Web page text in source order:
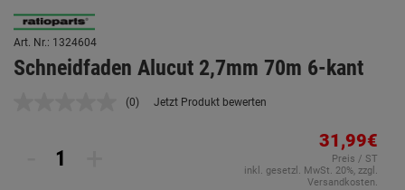
Art. Nr.: 1324604
Schneidfaden Alucut 2,7mm 70m 6-kant
Kein
(0) Jetzt Produkt bewerten
31,99€
Preis / ST
inkl. gesetzl. MwSt. 20%, zzgl.
Versandkosten.